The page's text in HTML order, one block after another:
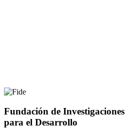
Fundación de Investigaciones
para el Desarrollo